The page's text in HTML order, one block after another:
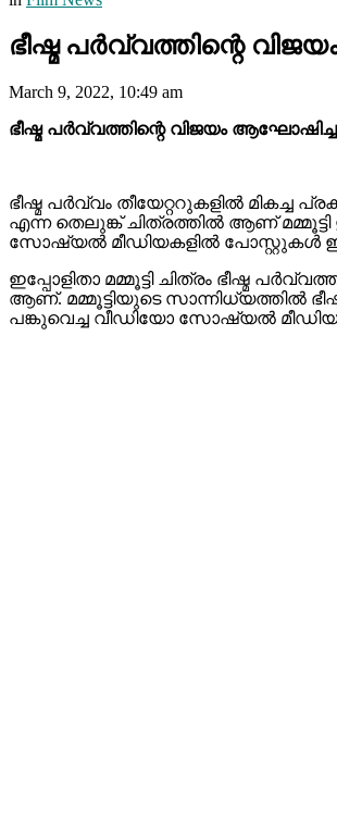
ഭീഷ്മ പർവ്വത്തിന്റെ
March 9, 2022, 10:49 am
ഭീഷ്മ പർവ്വത്തിന്റെ വിജയം
ഭീഷ്മ പർവ്വം തീയേറ്ററുകളിൽ
എന്ന തെലുങ്ക് ചിത്രത്തിൽ ആണ്
സോഷ്യൽ മീഡിയകളിൽ പോസ്റ്റുകൾ
ഇപ്പോളിതാ മമ്മൂട്ടി ചിത്രം ഭീഷ്മ
ആണ്. മമ്മൂട്ടിയുടെ സാന്നിധ്യത്തിൽ
പങ്കുവെച്ച വീഡിയോ സോഷ്യൽ